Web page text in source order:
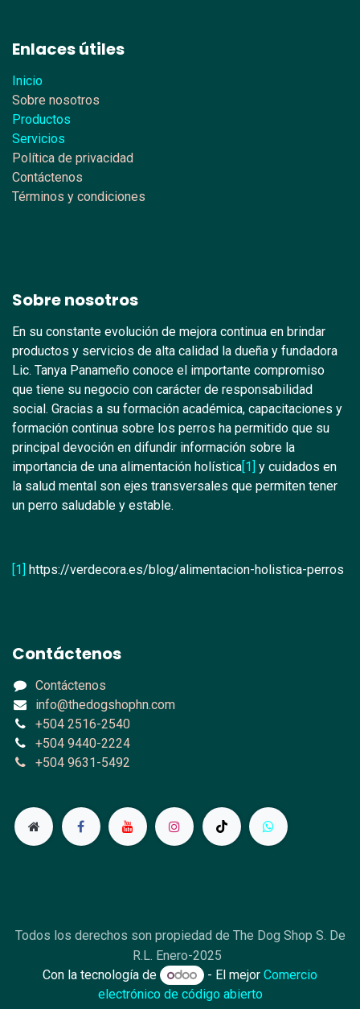
Enlaces útiles
Inicio
Sobre nosotros
Productos
Servicios
Política de privacidad
Contáctenos
Términos y condiciones
Sobre nosotros
En su constante evolución de mejora continua en brindar
productos y servicios de alta calidad la dueña y fundadora
Lic. Tanya Panameño conoce el importante compromiso
que tiene su negocio con carácter de responsabilidad
social. Gracias a su formación académica, capacitaciones y
formación continua sobre los perros ha permitido que su
principal devoción en difundir información sobre la
importancia de una alimentación holística[1] y cuidados en
la salud mental son ejes transversales que permiten tener
un perro saludable y estable.
[1] https://verdecora.es/blog/alimentacion-holistica-perros
Contáctenos
Contáctenos
info@thedogshophn.com
+504 2516-2540
+504 9440-2224
+504 9631-5492
Todos los derechos son propiedad de The Dog Shop S. De
R.L. Enero-2025
Con la tecnología de
- El mejor Comercio
electrónico de código abierto